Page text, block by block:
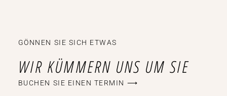
GÖNNEN SIE SICH ETWAS
WIR KÜMMERN UNS UM SIE
BUCHEN SIE EINEN TERMIN ⟶